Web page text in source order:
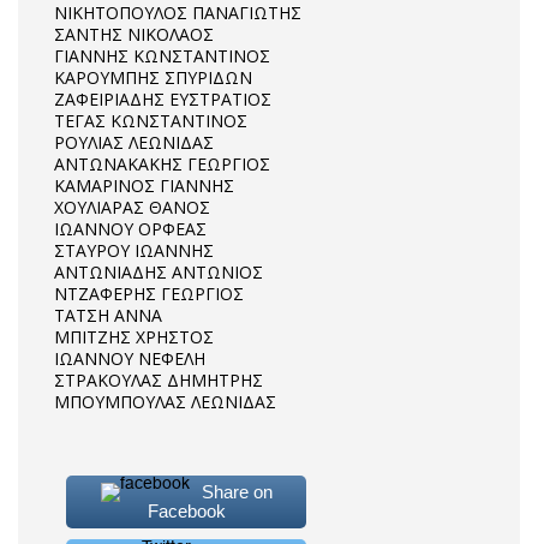
ΝΙΚΗΤΟΠΟΥΛΟΣ ΠΑΝΑΓΙΩΤΗΣ
ΣΑΝΤΗΣ ΝΙΚΟΛΑΟΣ
ΓΙΑΝΝΗΣ ΚΩΝΣΤΑΝΤΙΝΟΣ
ΚΑΡΟΥΜΠΗΣ ΣΠΥΡΙΔΩΝ
ΖΑΦΕΙΡΙΑΔΗΣ ΕΥΣΤΡΑΤΙΟΣ
ΤΕΓΑΣ ΚΩΝΣΤΑΝΤΙΝΟΣ
ΡΟΥΛΙΑΣ ΛΕΩΝΙΔΑΣ
ΑΝΤΩΝΑΚΑΚΗΣ ΓΕΩΡΓΙΟΣ
ΚΑΜΑΡΙΝΟΣ ΓΙΑΝΝΗΣ
ΧΟΥΛΙΑΡΑΣ ΘΑΝΟΣ
ΙΩΑΝΝΟΥ ΟΡΦΕΑΣ
ΣΤΑΥΡΟΥ ΙΩΑΝΝΗΣ
ΑΝΤΩΝΙΑΔΗΣ ΑΝΤΩΝΙΟΣ
ΝΤΖΑΦΕΡΗΣ ΓΕΩΡΓΙΟΣ
ΤΑΤΣΗ ΑΝΝΑ
ΜΠΙΤΖΗΣ ΧΡΗΣΤΟΣ
ΙΩΑΝΝΟΥ ΝΕΦΕΛΗ
ΣΤΡΑΚΟΥΛΑΣ ΔΗΜΗΤΡΗΣ
ΜΠΟΥΜΠΟΥΛΑΣ ΛΕΩΝΙΔΑΣ
Share on
Facebook